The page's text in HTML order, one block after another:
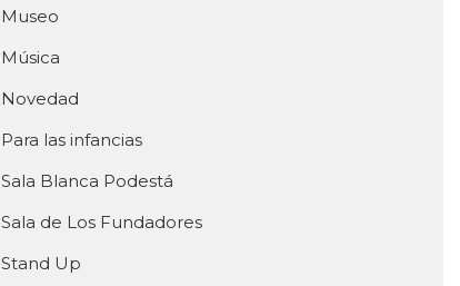
Museo
Música
Novedad
Para las infancias
Sala Blanca Podestá
Sala de Los Fundadores
Stand Up